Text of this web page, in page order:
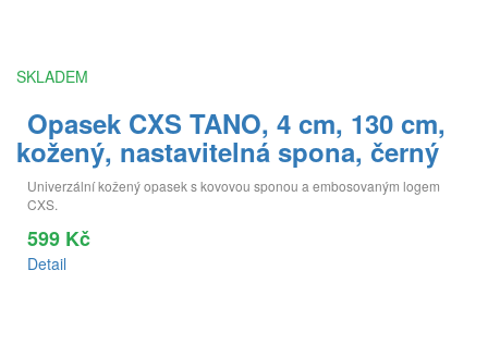
SKLADEM
Opasek CXS TANO, 4 cm, 130 cm,
kožený, nastavitelná spona, černý
Univerzální kožený opasek s kovovou sponou a embosovaným logem
CXS.
599 Kč
Detail